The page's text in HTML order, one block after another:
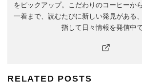
をピックアップ。こだわりのコーヒーか
一着まで、読むたびに新しい発見がある
指して日々情報を発信中で
RELATED POSTS